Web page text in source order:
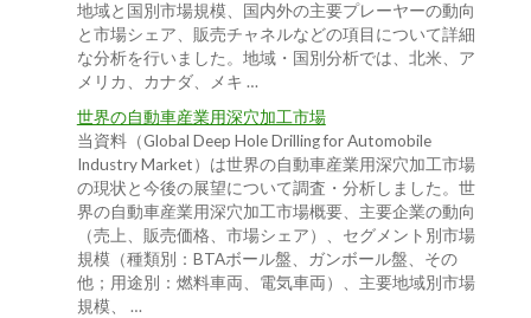
地域と国別市場規模、国内外の主要プレーヤーの動向
と市場シェア、販売チャネルなどの項目について詳細
な分析を行いました。地域・国別分析では、北米、ア
メリカ、カナダ、メキ …
世界の自動車産業用深穴加工市場
当資料（Global Deep Hole Drilling for Automobile
Industry Market）は世界の自動車産業用深穴加工市場
の現状と今後の展望について調査・分析しました。世
界の自動車産業用深穴加工市場概要、主要企業の動向
（売上、販売価格、市場シェア）、セグメント別市場
規模（種類別：BTAボール盤、ガンボール盤、その
他；用途別：燃料車両、電気車両）、主要地域別市場
規模、 …